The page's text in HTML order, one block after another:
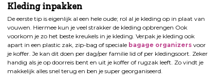
Kleding inpakken
De eerste tip is eigenlijk al een hele oude; rol al je kleding op in plaat van
vouwen. Hiermee kun je veel strakker de kleding opbrengen Ook
voorkom je zo het beste kreukels in je kleding. Verpak je kleding ook
apart in een plastic zak, zip-bag of speciale bagage organizers voor
je koffer. Je kan dit doen per dag/per familie lid of per kledingsoort. Zeker
handig als je op doorreis bent en uit je koffer of rugzak leeft. Zo vindt je
makkelijk alles snel terug en ben je super georganiseerd.